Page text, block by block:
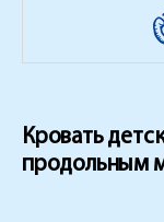
Кровать
продольным